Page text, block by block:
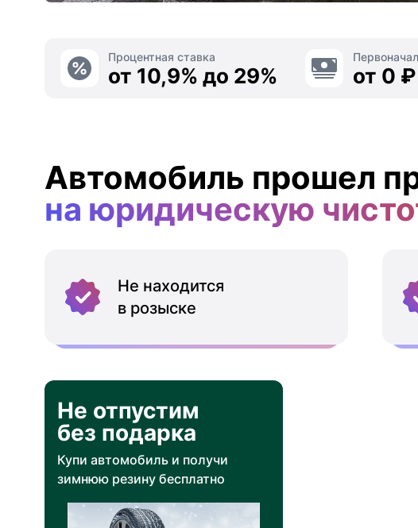
Процентная ставка
от 10,9% до 29% от 0 ₽
Автомобиль прошел
на юридическую
Не находится
в розыске
Не отпустим
без подарка
Купи автомобиль и получи
зимнюю резину бесплатно